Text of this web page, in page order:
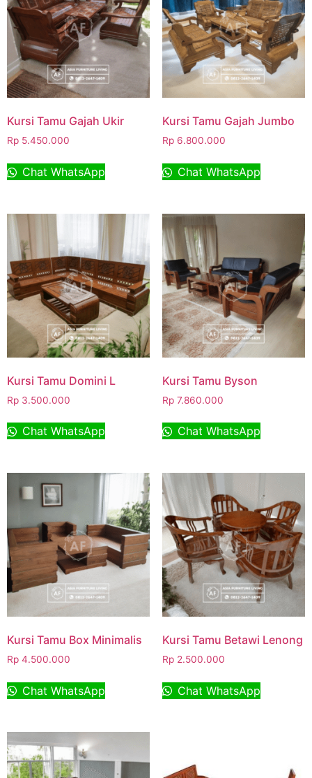
Kursi Tamu Gajah Ukir
Rp 5.450.000
Chat WhatsApp
Kursi Tamu Gajah Jumbo
Rp6.800.000
Chat WhatsApp
Kursi Tamu Domini L
Rp 3.500.000
Chat WhatsApp
Kursi Tamu Byson
Rp7.860.000
Chat WhatsApp
Kursi Tamu Box Minimalis
Rp 4.500.000
Chat WhatsApp
Kursi Tamu Betawi Lenong
Rp2.500.000
Chat WhatsApp